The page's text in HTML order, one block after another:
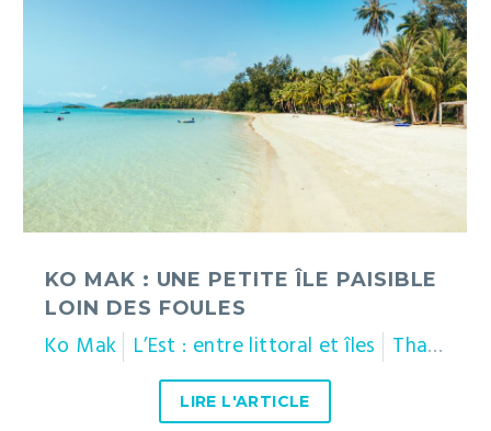
petite
île
loin
des
foules
KO MAK : UNE PETITE ÎLE PAISIBLE
LOIN DES FOULES
Ko Mak L’Est : entre littoral et îles Thaïlande
LIRE L'ARTICLE